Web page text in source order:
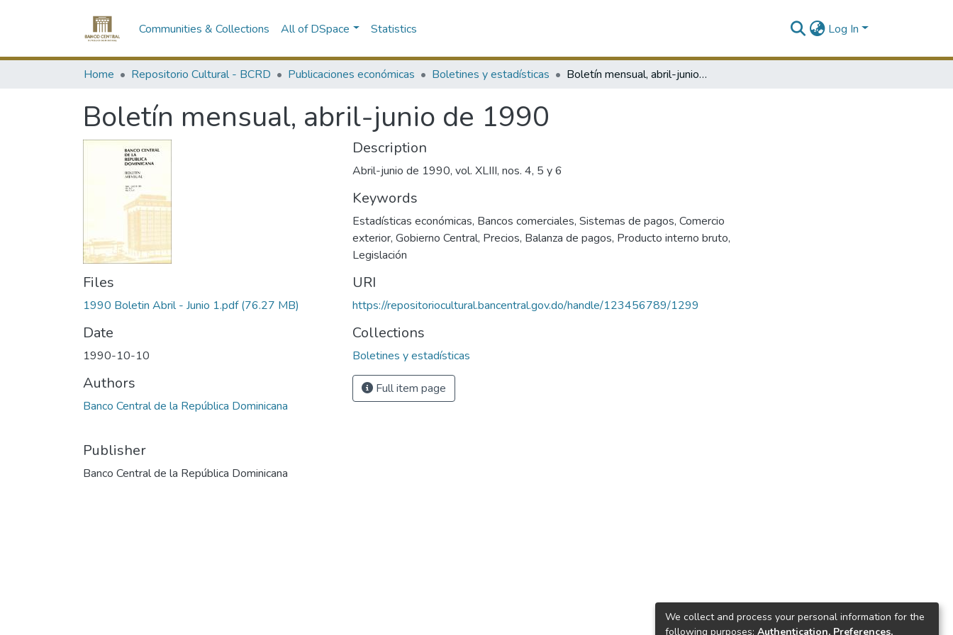
Communities & Collections All of DSpace Statistics Log In
Home Repositorio Cultural - BCRD Publicaciones económicas Boletines y estadísticas Boletín mensual, abril-junio de 1990
Boletín mensual, abril-junio de 1990
Files
1990 Boletin Abril - Junio 1.pdf(76.27 MB)
Date
1990-10-10
Authors
Banco Central de la República Dominicana
Publisher
Banco Central de la República Dominicana
Description
Abril-junio de 1990, vol. XLIII, nos. 4, 5 y 6
Keywords
Estadísticas económicas, Bancos comerciales, Sistemas de pagos, Comercio
exterior, Gobierno Central, Precios, Balanza de pagos, Producto interno bruto,
Legislación
URI
https://repositoriocultural.bancentral.gov.do/handle/123456789/1299
Collections
Boletines y estadísticas
Full item page
We collect and process your personal information for the
following purposes: Authentication, Preferences,